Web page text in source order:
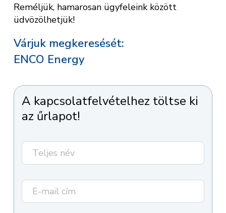
Reméljük, hamarosan ügyfeleink között
üdvözölhetjük!
Várjuk megkeresését:
ENCO Energy
A kapcsolatfelvételhez töltse ki
az űrlapot!